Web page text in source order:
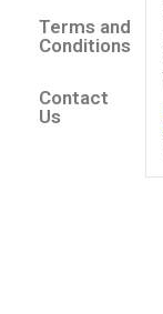
Terms and
Conditions
Contact
Us